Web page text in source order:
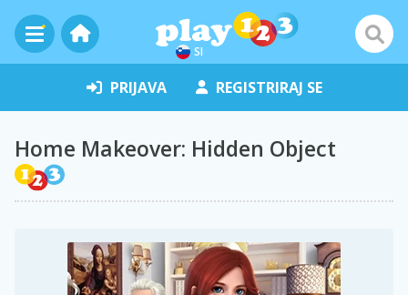
SI
PRIJAVA REGISTRIRAJ SE
Home Makeover: Hidden Object